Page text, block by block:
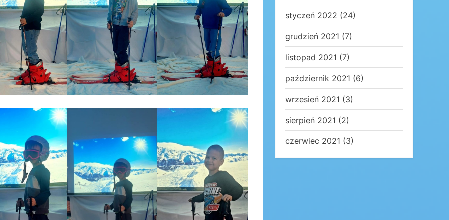
styczeń 2022 (24)
grudzień 2021 (7)
listopad 2021 (7)
październik 2021 (6)
wrzesień 2021 (3)
sierpień 2021 (2)
czerwiec 2021 (3)